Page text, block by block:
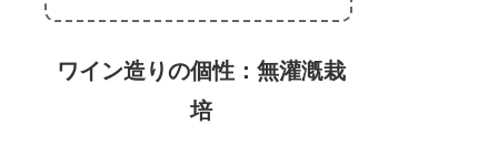
ワイン造りの個性：無灌漑栽
培